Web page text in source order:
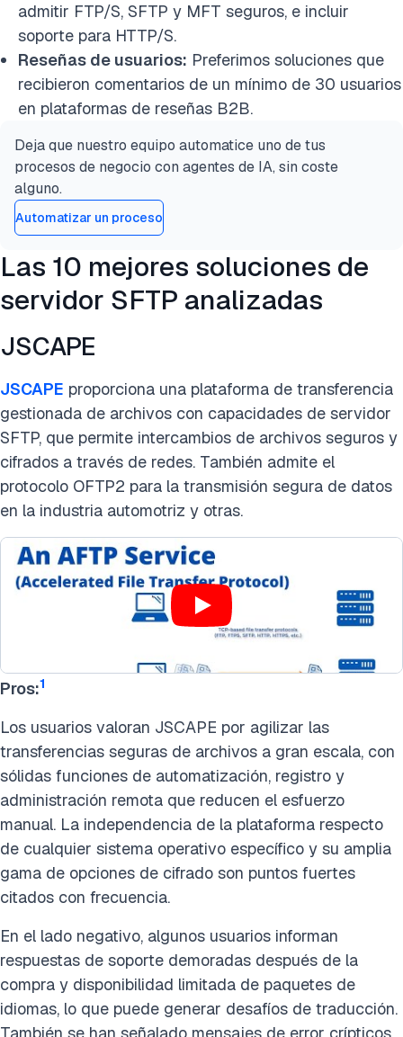
admitir FTP/S, SFTP y MFT seguros, e incluir
soporte para HTTP/S.
Reseñas de usuarios: Preferimos soluciones que
recibieron comentarios de un mínimo de 30 usuarios
en plataformas de reseñas B2B.
Deja que nuestro equipo automatice uno de tus
procesos de negocio con agentes de IA, sin coste
alguno.
Automatizar un proceso
Las 10 mejores soluciones de
servidor SFTP analizadas
JSCAPE
JSCAPE proporciona una plataforma de transferencia
gestionada de archivos con capacidades de servidor
SFTP, que permite intercambios de archivos seguros y
cifrados a través de redes. También admite el
protocolo OFTP2 para la transmisión segura de datos
en la industria automotriz y otras.
Pros:1
Los usuarios valoran JSCAPE por agilizar las
transferencias seguras de archivos a gran escala, con
sólidas funciones de automatización, registro y
administración remota que reducen el esfuerzo
manual. La independencia de la plataforma respecto
de cualquier sistema operativo específico y su amplia
gama de opciones de cifrado son puntos fuertes
citados con frecuencia.
En el lado negativo, algunos usuarios informan
respuestas de soporte demoradas después de la
compra y disponibilidad limitada de paquetes de
idiomas, lo que puede generar desafíos de traducción.